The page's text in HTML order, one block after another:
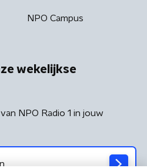
NPO Campus
wekelijkse
NPO Radio 1 in jouw